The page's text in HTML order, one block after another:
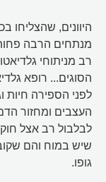
היוונים, שהצליחו
מנתחים הרבה
רב מניתוחי
לפני הספירה חיות
העצבים ומחזור
לבלבול רב אצל
שיש במוח והם
גופו.